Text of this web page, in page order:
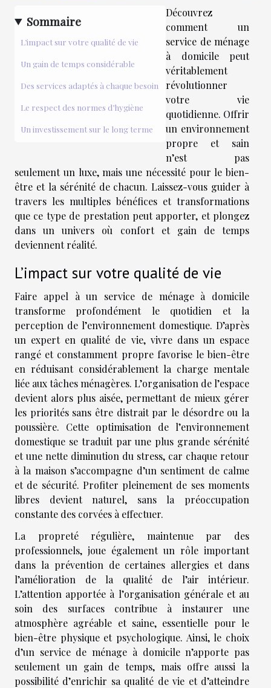
Sommaire
L’impact sur votre qualité de vie
Un gain de temps considérable
Des services adaptés à chaque besoin
Le respect des normes d’hygiène
Un investissement sur le long terme
Découvrez
comment un
service de ménage
à domicile peut
véritablement
révolutionner
votre vie
quotidienne. Offrir
un environnement
propre et sain
n’est pas
seulement un luxe, mais une nécessité pour le bien-
être et la sérénité de chacun. Laissez-vous guider à
travers les multiples bénéfices et transformations
que ce type de prestation peut apporter, et plongez
dans un univers où confort et gain de temps
deviennent réalité.
L’impact sur votre qualité de vie
Faire appel à un service de ménage à domicile
transforme profondément le quotidien et la
perception de l’environnement domestique. D’après
un expert en qualité de vie, vivre dans un espace
rangé et constamment propre favorise le bien-être
en réduisant considérablement la charge mentale
liée aux tâches ménagères. L’organisation de l’espace
devient alors plus aisée, permettant de mieux gérer
les priorités sans être distrait par le désordre ou la
poussière. Cette optimisation de l’environnement
domestique se traduit par une plus grande sérénité
et une nette diminution du stress, car chaque retour
à la maison s’accompagne d’un sentiment de calme
et de sécurité. Profiter pleinement de ses moments
libres devient naturel, sans la préoccupation
constante des corvées à effectuer.
La propreté régulière, maintenue par des
professionnels, joue également un rôle important
dans la prévention de certaines allergies et dans
l’amélioration de la qualité de l’air intérieur.
L’attention apportée à l’organisation générale et au
soin des surfaces contribue à instaurer une
atmosphère agréable et saine, essentielle pour le
bien-être physique et psychologique. Ainsi, le choix
d’un service de ménage à domicile n’apporte pas
seulement un gain de temps, mais offre aussi la
possibilité d’enrichir sa qualité de vie et d’atteindre